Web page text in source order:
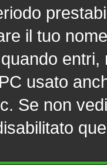
il tuo
usato
Se non